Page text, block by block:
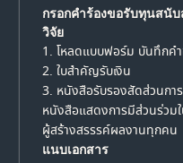
กรอกคำร้องขอรับทุนสนั
วิจัย
1. โหลดแบบฟอร์ม บันทึกคำ
2. ใบสำคัญรับเงิน
3. หนังสือรับรองสัดส่วนกา
หนังสือแสดงการมีส่วนร่วม
ผู้สร้างสรรรค์ผลงานทุกคน
แนบเอกสาร